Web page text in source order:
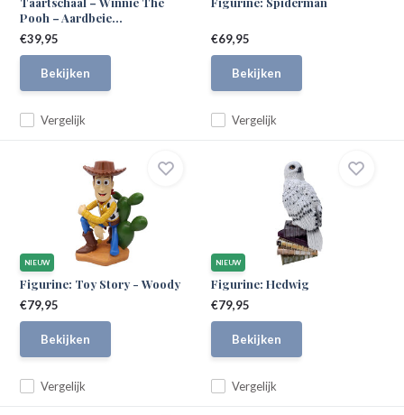
Pooh – Aardbeie...
Vergelijk
€39,95
Bekijken
Vergelijk
€69,95
Bekijken
NIEUW
Figurine: Toy Story - Woody
Vergelijk
€79,95
Bekijken
NIEUW
Figurine: Hedwig
Vergelijk
€79,95
Bekijken